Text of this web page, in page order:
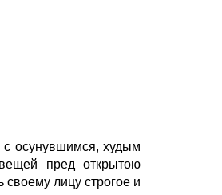
с осунувшимся, худым
пред открытою
лицу строгое и